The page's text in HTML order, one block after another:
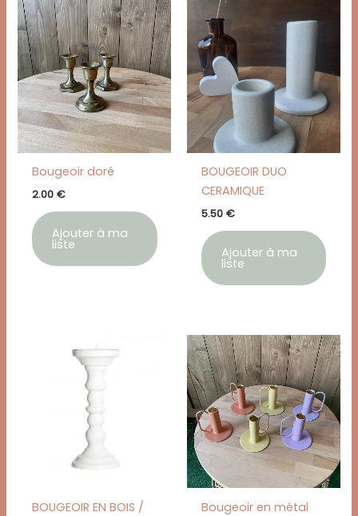
Bougeoir doré
2.00 €
Ajouter à ma
liste
BOUGEOIR DUO
CERAMIQUE
5.50 €
Ajouter à ma
liste
BOUGEOIR EN BOIS /
Bougeoir en métal